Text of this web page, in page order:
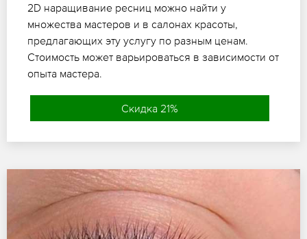
2D наращивание ресниц можно найти у
множества мастеров и в салонах красоты,
предлагающих эту услугу по разным ценам.
Стоимость может варьироваться в зависимости от
опыта мастера.
Скидка 21%